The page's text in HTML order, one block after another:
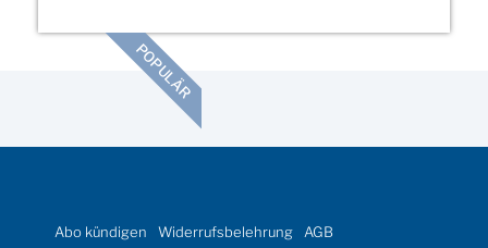
POPULÄR
Abo kündigen Widerrufsbelehrung AGB